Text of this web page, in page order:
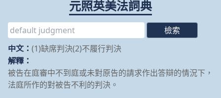
元照英美法詞典
中文： (1)缺席判決(2)不履行判決
解釋：
被告在庭審中不到庭或未對原告的請求作出答辯的情況下，
法庭所作的對被告不利的判決。